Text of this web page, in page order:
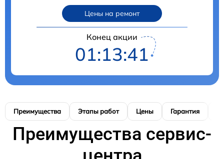
Цены на ремонт
Конец акции
01:13:40
Преимущества Этапы работ Цены Гарантия
Преимущества сервис-